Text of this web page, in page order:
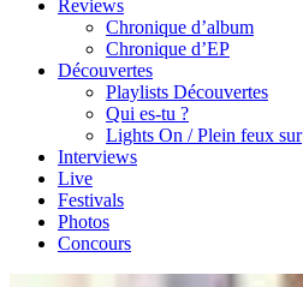
Reviews
Chronique d’album
Chronique d’EP
Découvertes
Playlists Découvertes
Qui es-tu ?
Lights On / Plein feux sur
Interviews
Live
Festivals
Photos
Concours